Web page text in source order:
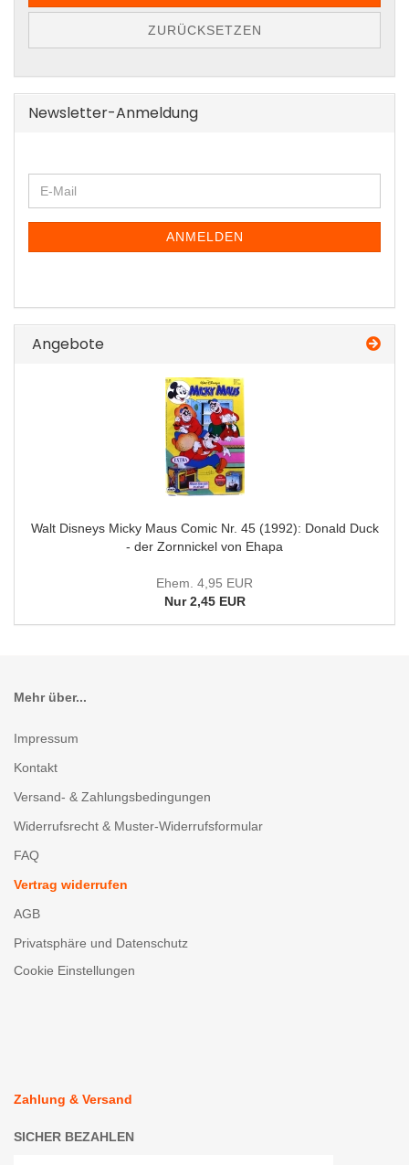
ZURÜCKSETZEN
Newsletter-Anmeldung
ZUR
E-
Mail
ANMELDEN
Angebote
Walt Disneys Micky Maus Comic Nr. 45 (1992): Donald Duck
- der Zornnickel von Ehapa
Ehem. 4,95 EUR
Nur 2,45 EUR
Mehr über...
Impressum
Kontakt
Versand- & Zahlungsbedingungen
Widerrufsrecht & Muster-Widerrufsformular
FAQ
Vertrag widerrufen
AGB
Privatsphäre und Datenschutz
Cookie Einstellungen
Zahlung & Versand
SICHER BEZAHLEN